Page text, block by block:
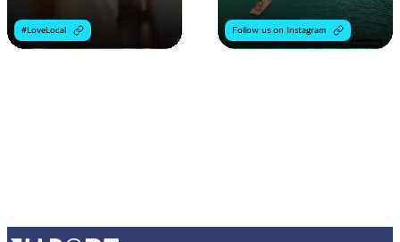
#LoveLocal Follow us on Instagram